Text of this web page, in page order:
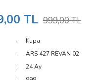
TL 999,00 TL
Kupa
ARS 427 REVAN 02
24 Ay